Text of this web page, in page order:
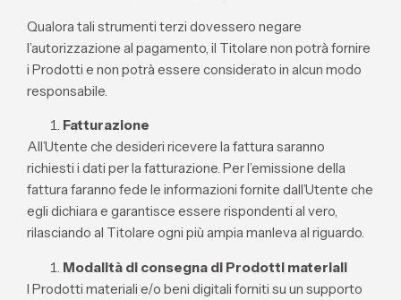
Qualora tali strumenti terzi dovessero negare
l’autorizzazione al pagamento, il Titolare non potrà fornire
i Prodotti e non potrà essere considerato in alcun modo
responsabile.
Fatturazione
All’Utente che desideri ricevere la fattura saranno
richiesti i dati per la fatturazione. Per l’emissione della
fattura faranno fede le informazioni fornite dall’Utente che
egli dichiara e garantisce essere rispondenti al vero,
rilasciando al Titolare ogni più ampia manleva al riguardo.
Modalità di consegna di Prodotti materiali
I Prodotti materiali e/o beni digitali forniti su un supporto